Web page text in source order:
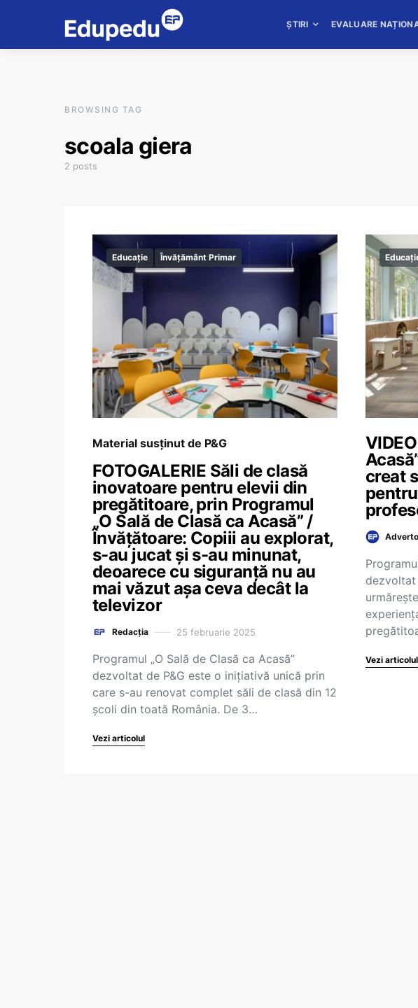
ȘTIRI EVALUARE
BROWSING TAG
scoala giera
2 posts
Educație Învățământ Primar
Material susținut de P&G
FOTOGALERIE Săli de clasă
inovatoare pentru elevii din
pregătitoare, prin Programul
„O Sală de Clasă ca Acasă” /
Învățătoare: Copiii au explorat,
s-au jucat și s-au minunat,
deoarece cu siguranță nu au
mai văzut așa ceva decât la
televizor
Redacția 25 februarie 2025
Programul „O Sală de Clasă ca Acasă”
dezvoltat de P&G este o inițiativă unică prin
care s-au renovat complet săli de clasă din 12
școli din toată România. De 3…
Vezi articolul
creat
dezvoltat
Vezi articolul